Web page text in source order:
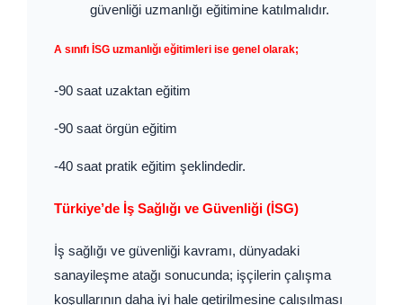
güvenliği uzmanlığı eğitimine katılmalıdır.
A sınıfı İSG uzmanlığı eğitimleri ise genel olarak;
-90 saat uzaktan eğitim
-90 saat örgün eğitim
-40 saat pratik eğitim şeklindedir.
Türkiye’de İş Sağlığı ve Güvenliği (İSG)
İş sağlığı ve güvenliği kavramı, dünyadaki
sanayileşme atağı sonucunda; işçilerin çalışma
koşullarının daha iyi hale getirilmesine çalışılması